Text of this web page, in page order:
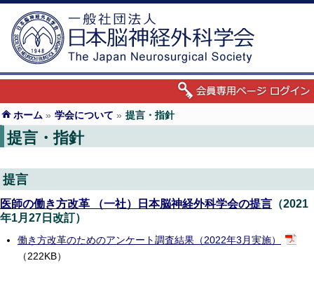
ホーム » 学会について » 提言・指針
提言・指針
提言
医師の働き方改革 （一社）日本脳神経外科学会の提言 （2021
年1月27日改訂）
働き方改革のためのアンケート調査結果（2022年3月実施）
（222KB）